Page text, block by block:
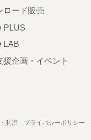
ロード販売
PLUS
LAB
援企画・イベント
利用 プライバシーポリシー